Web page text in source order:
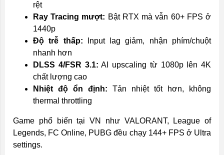
rệt
Ray Tracing mượt: Bật RTX mà vẫn 60+ FPS ở
1440p
Độ trễ thấp: Input lag giảm, nhận phím/chuột
nhanh hơn
DLSS 4/FSR 3.1: AI upscaling từ 1080p lên 4K
chất lượng cao
Nhiệt độ ổn định: Tản nhiệt tốt hơn, không
thermal throttling
Game phổ biến tại VN như VALORANT, League of
Legends, FC Online, PUBG đều chạy 144+ FPS ở Ultra
settings.